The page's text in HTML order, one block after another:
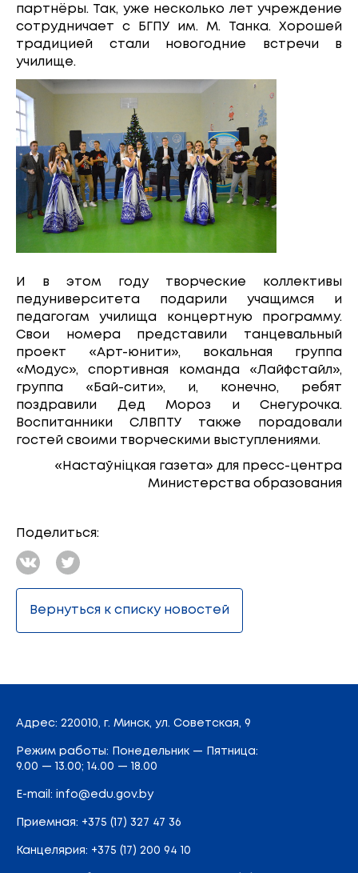
партнёры. Так, уже несколько лет учреждение
сотрудничает с БГПУ им. М. Танка. Хорошей
традицией стали новогодние встречи в
училище.
И в этом году творческие коллективы
педуниверситета подарили учащимся и
педагогам училища концертную программу.
Свои номера представили танцевальный
проект «Арт-юнити», вокальная группа
«Модус», спортивная команда «Лайфстайл»,
группа «Бай-сити», и, конечно, ребят
поздравили Дед Мороз и Снегурочка.
Воспитанники СЛВПТУ также порадовали
гостей своими творческими выступлениями.
«Настаўніцкая газета» для пресс-центра
Министерства образования
Поделиться:
Вернуться к списку новостей
Адрес: 220010, г. Минск, ул. Советская, 9
Режим работы: Понедельник — Пятница:
9.00 — 13.00; 14.00 — 18.00
E-mail: info@edu.gov.by
Приемная: +375 (17) 327 47 36
Канцелярия: +375 (17) 200 94 10